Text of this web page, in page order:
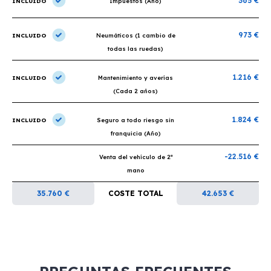
INCLUIDO
Neumáticos (1 cambio de
todas las ruedas)
973 €
INCLUIDO
Mantenimiento y averías
(Cada 2 años)
1.216 €
INCLUIDO
Seguro a todo riesgo sin
franquicia (Año)
1.824 €
Venta del vehículo de 2ª
mano
-22.516 €
35.760 € COSTE TOTAL 42.653 €